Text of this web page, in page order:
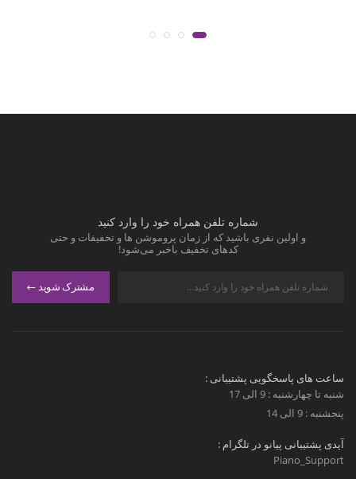
شماره تلفن همراه خود را وارد کنید
و اولین نفری باشید که از زمان پروموشن ها و تخفیفات و حتی
کدهای تخفیف باخبر می‌شود!
مشترک شوید
ساعت های پاسخگویی پشتیبانی :
شنبه تا چهارشنبه : 9 الی 17
پنجشنبه : 9 الی 14
آیدی پشتیبانی پیانو در تلگرام :
Piano_Support